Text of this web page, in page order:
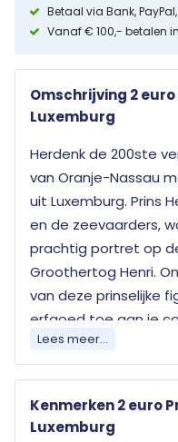
Betaal via Bank, PayPal,
Vanaf € 100,- betalen
Omschrijving 2
Luxemburg
Herdenk de 200ste
van Oranje-Nassau
uit Luxemburg. Prins
en de zeevaarders,
prachtig portret op
Groothertog Henri.
van deze prinselijke
erfgoed toe aan je
munt
Elk land dat de euro
heeft mag jaarlijks
uitgeven. Wat deze
Lees meer...
Kenmerken 2 euro
Luxemburg